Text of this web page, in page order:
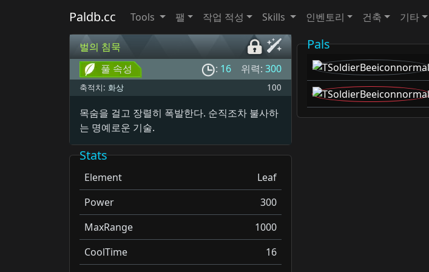
Paldb.cc Tools 팰 작업 적성 Skills 인벤토리 건축 기타
벌의 침묵
풀 속성
: 16 위력: 300
축적치: 화상 100
목숨을 걸고 장렬히 폭발한다. 순직조차 불사하
는 명예로운 기술.
Stats
Element
Leaf
Power
300
MaxRange
1000
CoolTime
16
Pals